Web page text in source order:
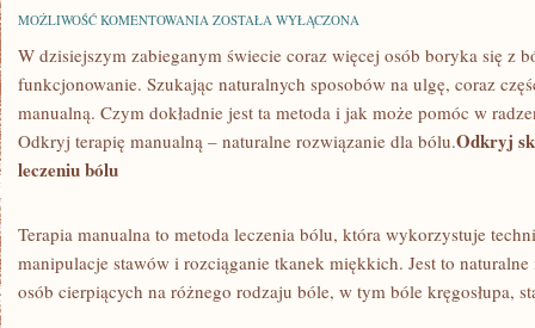
MOŻLIWOŚĆ KOMENTOWANIA ODKRYJ
MANUALNĄ:
ROZWIĄZANIE
DLA
BÓLU
ZOSTAŁA WYŁĄCZONA
W dzisiejszym zabieganym świecie coraz więcej osób boryka się z
funkcjonowanie. Szukając naturalnych sposobów na ulgę, coraz
manualną. Czym dokładnie jest ta metoda i jak może pomóc w
Odkryj terapię manualną – naturalne rozwiązanie dla bólu.Odkryj
leczeniu bólu
Terapia manualna to metoda leczenia bólu,​ która wykorzystuje
manipulacje stawów i rozciąganie tkanek miękkich. Jest to
‍osób cierpiących na różnego rodzaju bóle, w tym bóle kręgosłupa,